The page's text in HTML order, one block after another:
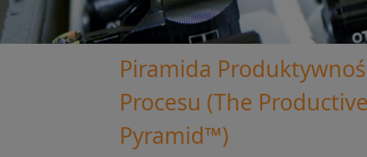
Piramida
Procesu (The
Pyramid™)